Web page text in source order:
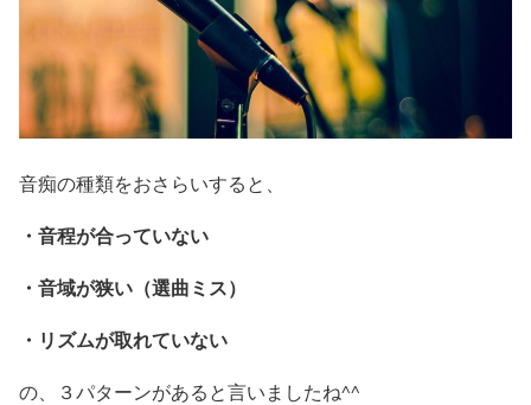
音痴の種類をおさらいすると、
・音程が合っていない
・音域が狭い（選曲ミス）
・リズムが取れていない
の、３パターンがあると言いましたね^^